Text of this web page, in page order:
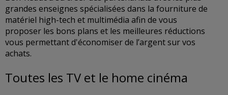
grandes enseignes spécialisées dans la fourniture de
matériel high-tech et multimédia afin de vous
proposer les bons plans et les meilleures réductions
vous permettant d'économiser de l’argent sur vos
achats.
Toutes les TV et le home cinéma